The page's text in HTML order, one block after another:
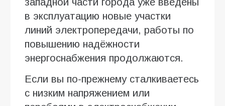
в эксплуатацию новые участки
линий электропередачи, работы по
повышению надёжности
энергоснабжения продолжаются.
Если вы по-прежнему сталкиваетесь
с низким напряжением или